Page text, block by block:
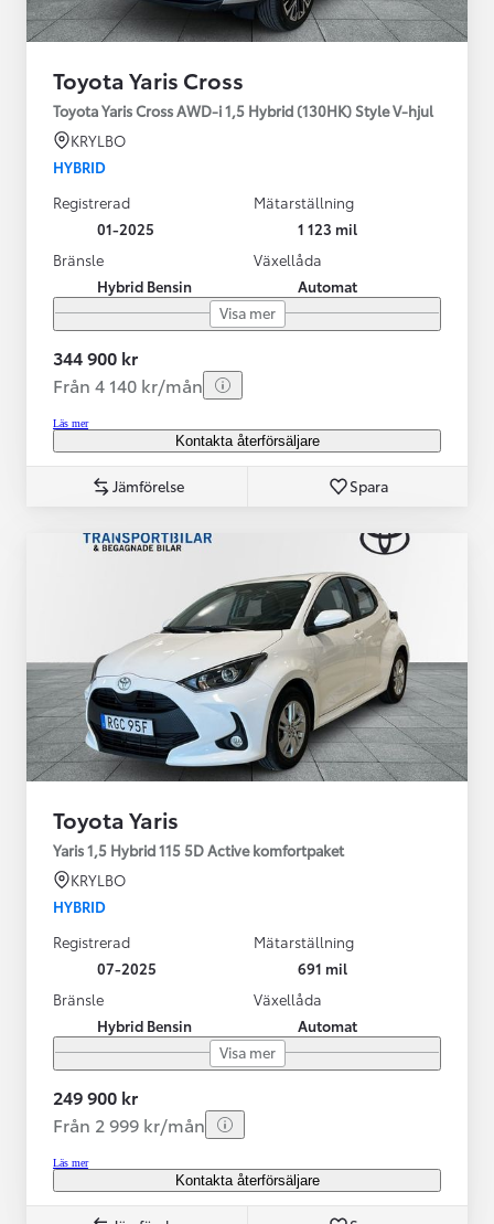
Toyota Yaris Cross
Toyota Yaris Cross AWD-i 1,5 Hybrid (130HK) Style V-hjul
KRYLBO
HYBRID
Registrerad
01-2025
Mätarställning
1 123 mil
Bränsle
Hybrid Bensin
Växellåda
Automat
Visa mer
344 900 kr
Från 4 140 kr/mån
Läs mer
Kontakta återförsäljare
Jämförelse Spara
Toyota Yaris
Yaris 1,5 Hybrid 115 5D Active komfortpaket
KRYLBO
HYBRID
Registrerad
07-2025
Mätarställning
691 mil
Bränsle
Hybrid Bensin
Växellåda
Automat
Visa mer
249 900 kr
Från 2 999 kr/mån
Läs mer
Kontakta återförsäljare